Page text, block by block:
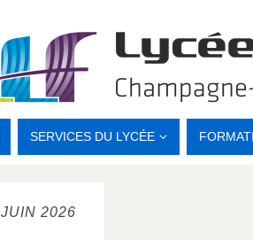
SERVICES DU LYCÉE
JUIN 2026